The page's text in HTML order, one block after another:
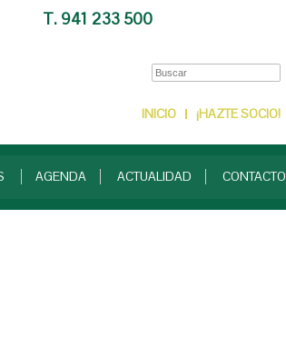
T. 941 233 500
INICIO ¡HAZTE SOCIO!
AGENDA ACTUALIDAD CONTACTO